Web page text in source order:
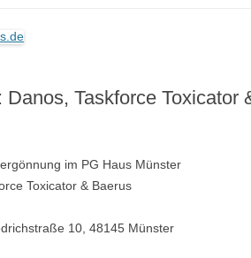
Danos, Taskforce Toxicator
im PG Haus Münster
Toxicator & Baerus
10, 48145 Münster